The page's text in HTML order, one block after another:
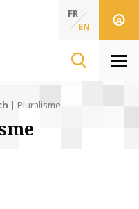
de l'Information & de
des Sciences de
FR
EN
| Pluralisme